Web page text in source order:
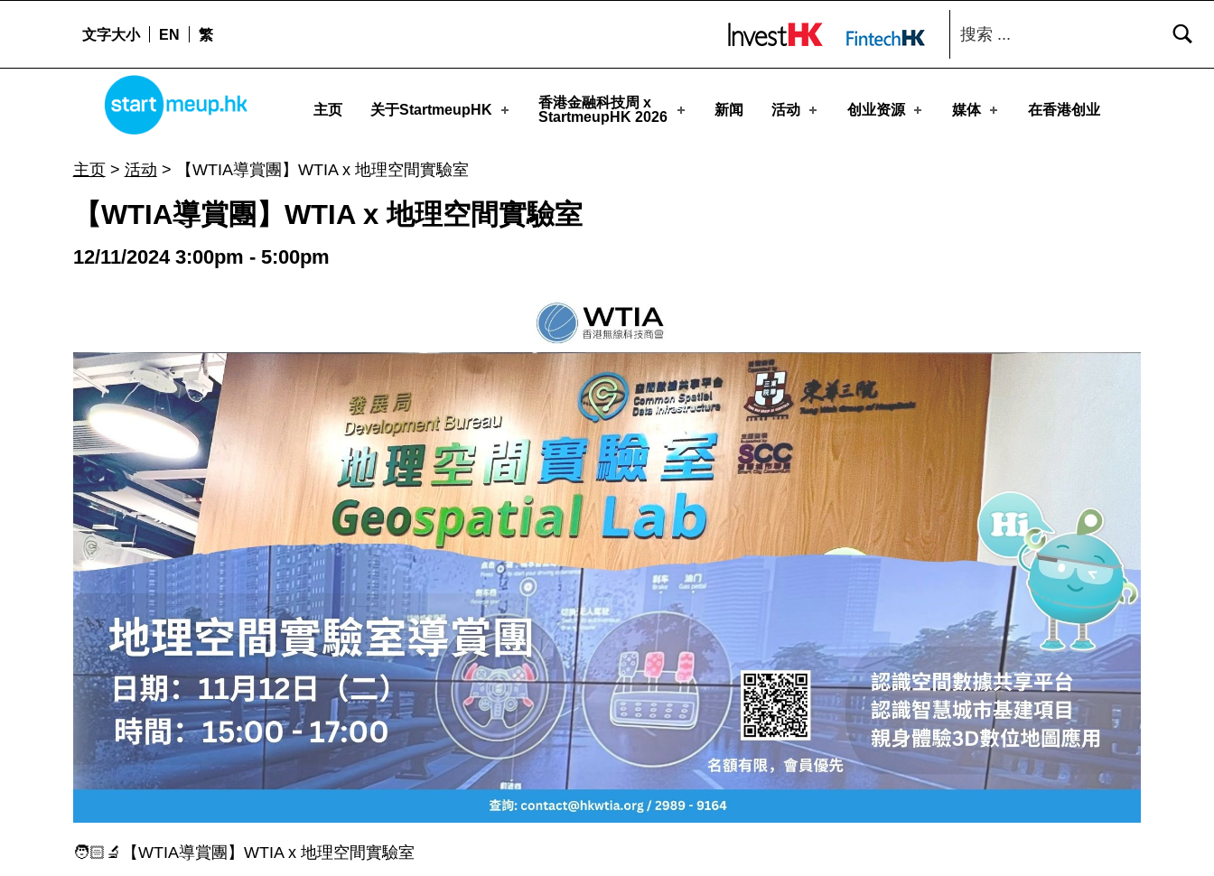
STARTMEUPHK
主页 关于StartmeupHK
香港金融科技周 x
StartmeupHK 2026
新闻 活动 创业资源 媒体 在香港创业
文字大小 EN 繁
搜索：
主页> 活动 > 【WTIA導賞團】WTIA x 地理空間實驗室
【WTIA導賞團】WTIA x 地理空間實驗室
12/11/2024 3:00pm - 5:00pm
🧑🏻‍🔬【WTIA導賞團】WTIA x 地理空間實驗室